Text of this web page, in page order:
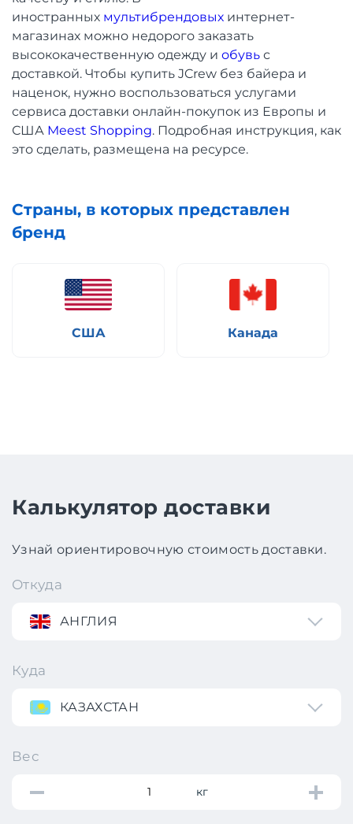
иностранных мультибрендовых интернет-
магазинах можно недорого заказать
высококачественную одежду и обувь с
доставкой. Чтобы купить JCrew без байера и
наценок, нужно воспользоваться услугами
сервиса доставки онлайн-покупок из Европы и
США Meest Shopping. Подробная инструкция, как
это сделать, размещена на ресурсе.
Страны, в которых представлен
бренд
США Канада
Калькулятор доставки
Узнай ориентировочную стоимость доставки.
Откуда
АНГЛИЯ
Куда
КАЗАХСТАН
Вес
кг